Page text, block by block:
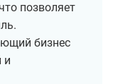
позволяет
бизнес
и